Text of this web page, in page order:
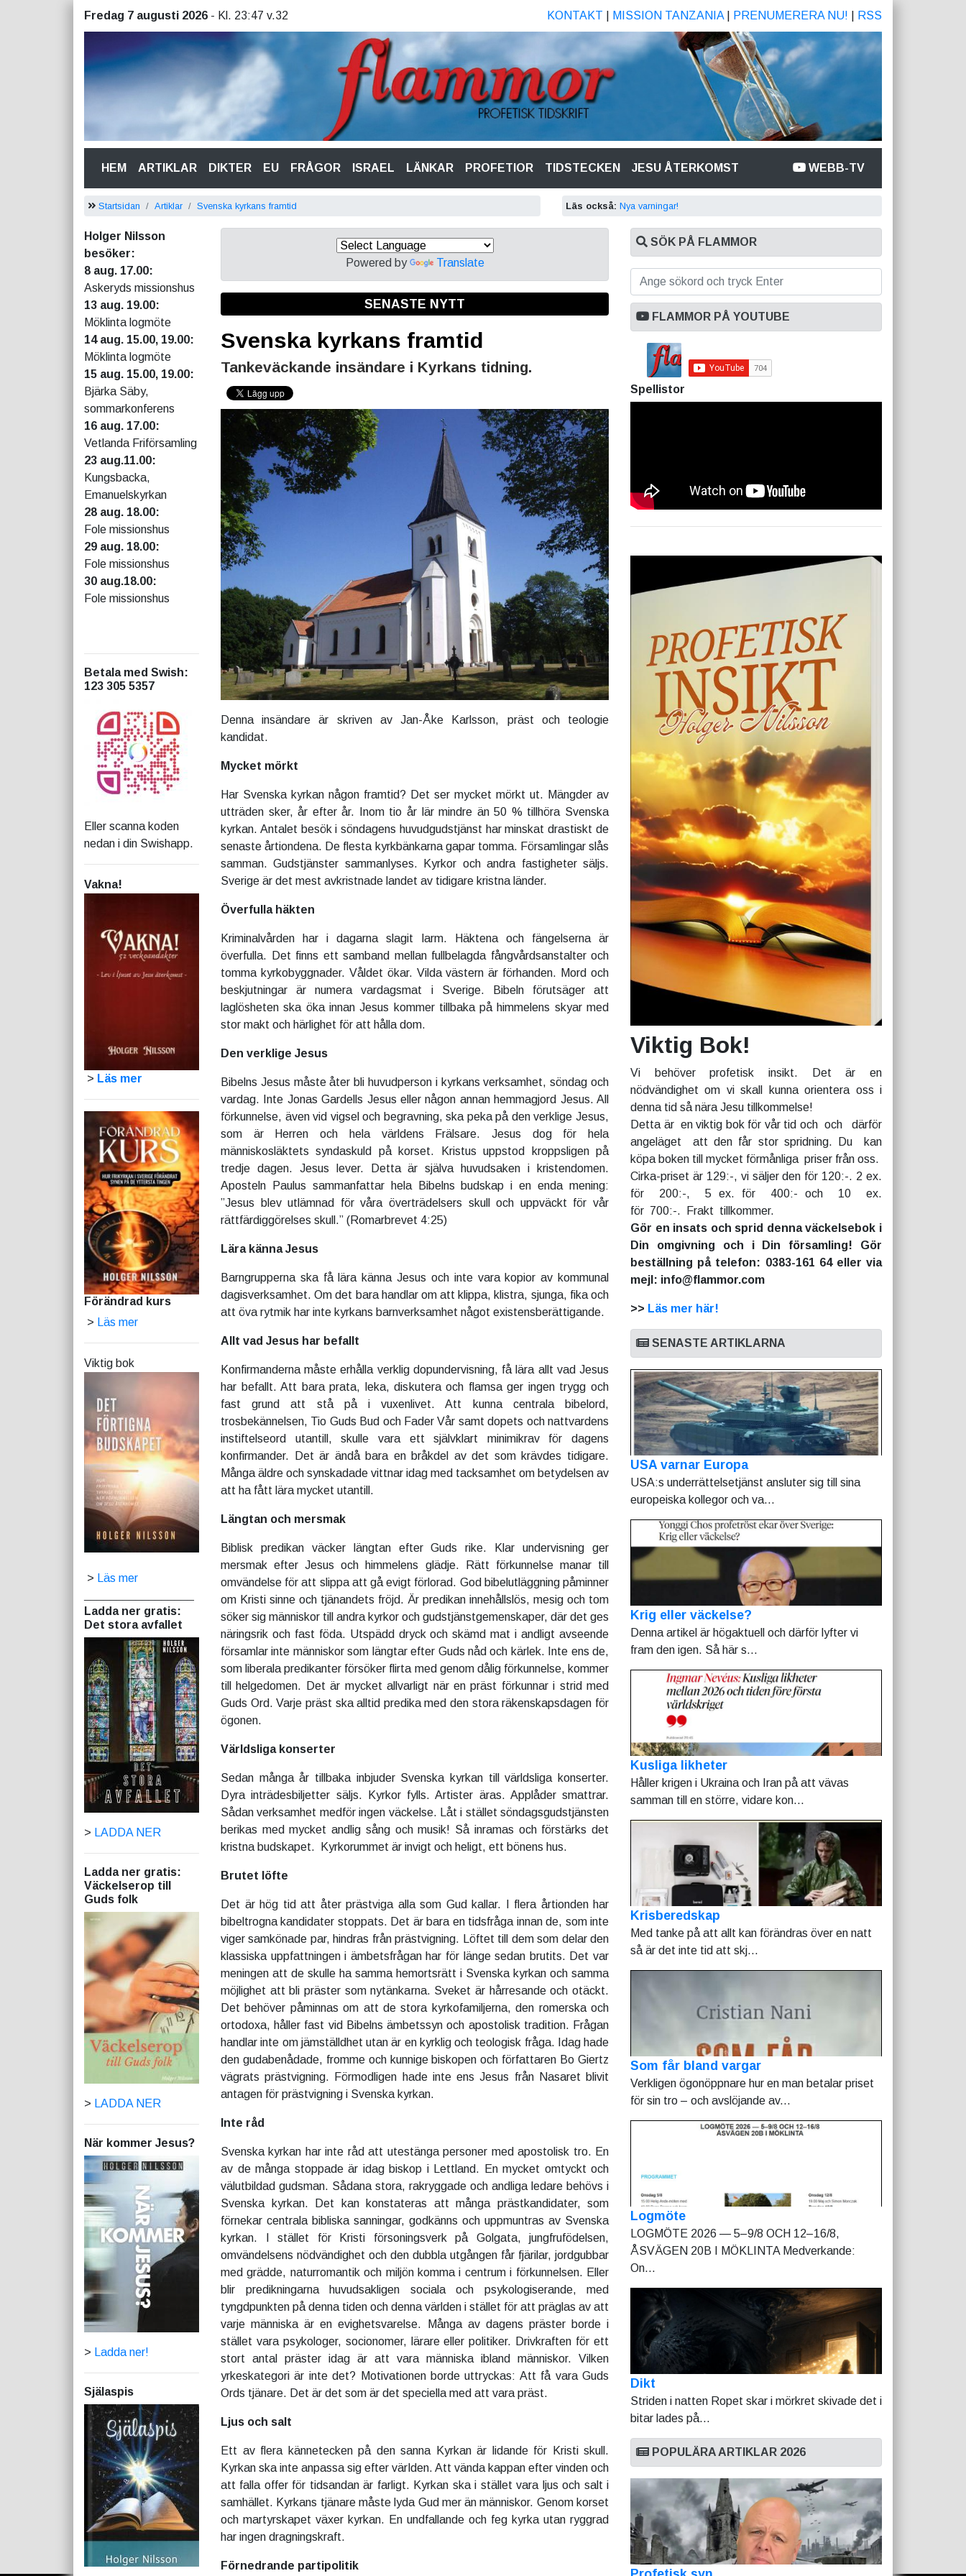
Fredag 7 augusti 2026 - Kl. 23:47 v.32 KONTAKT MISSION TANZANIA| PRENUMERERA NU! RSS
HEM(CURRENT)
ARTIKLAR DIKTER EU FRÅGOR ISRAEL LÄNKAR PROFETIOR TIDSTECKEN JESU ÅTERKOMST WEBB-TV
Startsidan Artiklar Svenska kyrkans framtid Läs också: Nya varningar!
Holger Nilsson
besöker:
8 aug. 17.00:
Askeryds missionshus
13 aug. 19.00:
Möklinta logmöte
14 aug. 15.00, 19.00:
Möklinta logmöte
15 aug. 15.00, 19.00:
Bjärka Säby,
sommarkonferens
16 aug. 17.00:
Vetlanda Friförsamling
23 aug.11.00:
Kungsbacka,
Emanuelskyrkan
28 aug. 18.00:
Fole missionshus
29 aug. 18.00:
Fole missionshus
30 aug.18.00:
Fole missionshus
Betala med Swish:
123 305 5357
Eller scanna koden
nedan i din Swishapp.
Vakna!
> Läs mer
Förändrad kurs
> Läs mer
Viktig bok
> Läs mer
Ladda ner gratis:
Det stora avfallet
> LADDA NER
Ladda ner gratis:
Väckelserop till
Guds folk
> LADDA NER
När kommer Jesus?
> Ladda ner!
Själaspis
Powered by Translate
SENASTE NYTT
Svenska kyrkans framtid
Tankeväckande insändare i Kyrkans tidning.
Denna insändare är skriven av Jan-Åke Karlsson, präst och teologie
kandidat.
Mycket mörkt
Har Svenska kyrkan någon framtid? Det ser mycket mörkt ut. Mängder av
utträden sker, år efter år. Inom tio år lär mindre än 50 % tillhöra Svenska
kyrkan. Antalet besök i söndagens huvudgudstjänst har minskat drastiskt de
senaste årtiondena. De flesta kyrkbänkarna gapar tomma. Församlingar slås
samman. Gudstjänster sammanlyses. Kyrkor och andra fastigheter säljs.
Sverige är det mest avkristnade landet av tidigare kristna länder.
Överfulla häkten
Kriminalvården har i dagarna slagit larm. Häktena och fängelserna är
överfulla. Det finns ett samband mellan fullbelagda fångvårdsanstalter och
tomma kyrkobyggnader. Våldet ökar. Vilda västern är förhanden. Mord och
beskjutningar är numera vardagsmat i Sverige. Bibeln förutsäger att
laglösheten ska öka innan Jesus kommer tillbaka på himmelens skyar med
stor makt och härlighet för att hålla dom.
Den verklige Jesus
Bibelns Jesus måste åter bli huvudperson i kyrkans verksamhet, söndag och
vardag. Inte Jonas Gardells Jesus eller någon annan hemmagjord Jesus. All
förkunnelse, även vid vigsel och begravning, ska peka på den verklige Jesus,
som är Herren och hela världens Frälsare. Jesus dog för hela
människosläktets syndaskuld på korset. Kristus uppstod kroppsligen på
tredje dagen. Jesus lever. Detta är själva huvudsaken i kristendomen.
Aposteln Paulus sammanfattar hela Bibelns budskap i en enda mening:
”Jesus blev utlämnad för våra överträdelsers skull och uppväckt för vår
rättfärdiggörelses skull.” (Romarbrevet 4:25)
Lära känna Jesus
Barngrupperna ska få lära känna Jesus och inte vara kopior av kommunal
dagisverksamhet. Om det bara handlar om att klippa, klistra, sjunga, fika och
att öva rytmik har inte kyrkans barnverksamhet något existensberättigande.
Allt vad Jesus har befallt
Konfirmanderna måste erhålla verklig dopundervisning, få lära allt vad Jesus
har befallt. Att bara prata, leka, diskutera och flamsa ger ingen trygg och
fast grund att stå på i vuxenlivet. Att kunna centrala bibelord,
trosbekännelsen, Tio Guds Bud och Fader Vår samt dopets och nattvardens
instiftelseord utantill, skulle vara ett självklart minimikrav för dagens
konfirmander. Det är ändå bara en bråkdel av det som krävdes tidigare.
Många äldre och synskadade vittnar idag med tacksamhet om betydelsen av
att ha fått lära mycket utantill.
Längtan och mersmak
Biblisk predikan väcker längtan efter Guds rike. Klar undervisning ger
mersmak efter Jesus och himmelens glädje. Rätt förkunnelse manar till
omvändelse för att slippa att gå evigt förlorad. God bibelutläggning påminner
om Kristi sinne och tjänandets fröjd. Är predikan innehållslös, mesig och tom
söker sig människor till andra kyrkor och gudstjänstgemenskaper, där det ges
näringsrik och fast föda. Utspädd dryck och skämd mat i andligt avseende
församlar inte människor som längtar efter Guds nåd och kärlek. Inte ens de,
som liberala predikanter försöker flirta med genom dålig förkunnelse, kommer
till helgedomen. Det är mycket allvarligt när en präst förkunnar i strid med
Guds Ord. Varje präst ska alltid predika med den stora räkenskapsdagen för
ögonen.
Världsliga konserter
Sedan många år tillbaka inbjuder Svenska kyrkan till världsliga konserter.
Dyra inträdesbiljetter säljs. Kyrkor fylls. Artister äras. Applåder smattrar.
Sådan verksamhet medför ingen väckelse. Låt i stället söndagsgudstjänsten
berikas med mycket andlig sång och musik! Så inramas och förstärks det
kristna budskapet. Kyrkorummet är invigt och heligt, ett bönens hus.
Brutet löfte
Det är hög tid att åter prästviga alla som Gud kallar. I flera årtionden har
bibeltrogna kandidater stoppats. Det är bara en tidsfråga innan de, som inte
viger samkönade par, hindras från prästvigning. Löftet till dem som delar den
klassiska uppfattningen i ämbetsfrågan har för länge sedan brutits. Det var
meningen att de skulle ha samma hemortsrätt i Svenska kyrkan och samma
möjlighet att bli präster som nytänkarna. Sveket är hårresande och otäckt.
Det behöver påminnas om att de stora kyrkofamiljerna, den romerska och
ortodoxa, håller fast vid Bibelns ämbetssyn och apostolisk tradition. Frågan
handlar inte om jämställdhet utan är en kyrklig och teologisk fråga. Idag hade
den gudabenådade, fromme och kunnige biskopen och författaren Bo Giertz
vägrats prästvigning. Förmodligen hade inte ens Jesus från Nasaret blivit
antagen för prästvigning i Svenska kyrkan.
Inte råd
Svenska kyrkan har inte råd att utestänga personer med apostolisk tro. En
av de många stoppade är idag biskop i Lettland. En mycket omtyckt och
välutbildad gudsman. Sådana stora, rakryggade och andliga ledare behövs i
Svenska kyrkan. Det kan konstateras att många prästkandidater, som
förnekar centrala bibliska sanningar, godkänns och uppmuntras av Svenska
kyrkan. I stället för Kristi försoningsverk på Golgata, jungfrufödelsen,
omvändelsens nödvändighet och den dubbla utgången får fjärilar, jordgubbar
med grädde, naturromantik och miljön komma i centrum i förkunnelsen. Eller
blir predikningarna huvudsakligen sociala och psykologiserande, med
tyngdpunkten på denna tiden och denna världen i stället för att präglas av att
varje människa är en evighetsvarelse. Många av dagens präster borde i
stället vara psykologer, socionomer, lärare eller politiker. Drivkraften för ett
stort antal präster idag är att vara människa ibland människor. Vilken
yrkeskategori är inte det? Motivationen borde uttryckas: Att få vara Guds
Ords tjänare. Det är det som är det speciella med att vara präst.
Ljus och salt
Ett av flera kännetecken på den sanna Kyrkan är lidande för Kristi skull.
Kyrkan ska inte anpassa sig efter världen. Att vända kappan efter vinden och
att falla offer för tidsandan är farligt. Kyrkan ska i stället vara ljus och salt i
samhället. Kyrkans tjänare måste lyda Gud mer än människor. Genom korset
och martyrskapet växer kyrkan. En undfallande och feg kyrka utan ryggrad
har ingen dragningskraft.
Förnedrande partipolitik
SÖK PÅ FLAMMOR
FLAMMOR PÅ YOUTUBE
Spellistor
Viktig Bok!
Vi behöver profetisk insikt. Det är en
nödvändighet om vi skall kunna orientera oss i
denna tid så nära Jesu tillkommelse!
Detta är en viktig bok för vår tid och och därför
angeläget att den får stor spridning. Du kan
köpa boken till mycket förmånliga priser från oss.
Cirka-priset är 129:-, vi säljer den för 120:-. 2 ex.
för 200:-, 5 ex. för 400:- och 10 ex.
för 700:-. Frakt tillkommer.
Gör en insats och sprid denna väckelsebok i
Din omgivning och i Din församling! Gör
beställning på telefon: 0383-161 64 eller via
mejl: info@flammor.com
>> Läs mer här!
SENASTE ARTIKLARNA
USA varnar Europa
USA:s underrättelsetjänst ansluter sig till sina
europeiska kollegor och va...
Krig eller väckelse?
Denna artikel är högaktuell och därför lyfter vi
fram den igen. Så här s...
Kusliga likheter
Håller krigen i Ukraina och Iran på att vävas
samman till en större, vidare kon...
Krisberedskap
Med tanke på att allt kan förändras över en natt
så är det inte tid att skj...
Som får bland vargar
Verkligen ögonöppnare hur en man betalar priset
för sin tro – och avslöjande av...
Logmöte
LOGMÖTE 2026 — 5–9/8 OCH 12–16/8,
ÅSVÄGEN 20B I MÖKLINTA Medverkande:
On...
Dikt
Striden i natten Ropet skar i mörkret skivade det i
bitar lades på...
POPULÄRA ARTIKLAR 2026